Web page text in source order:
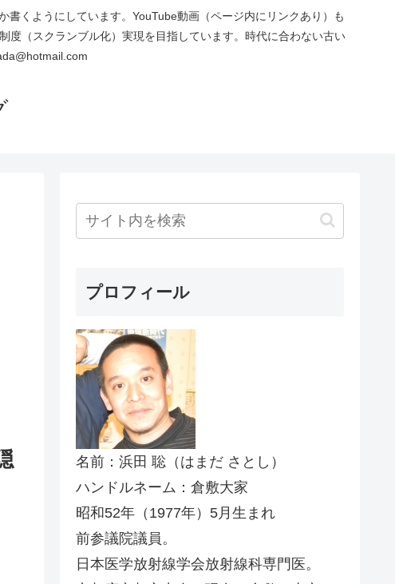
くようにしています。YouTube動画（ページ内にリンクあり）も
度（スクランブル化）実現を目指しています。時代に合わない古い
プロフィール
名前：浜田 聡（はまだ さとし）
ハンドルネーム：倉敷大家
昭和52年（1977年）5月生まれ
前参議院議員。
日本医学放射線学会放射線科専門医。